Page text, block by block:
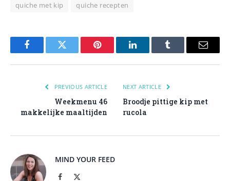
quiche met kip
quiche recepten
FacebookTwitter Pinterest LinkedInTumblr Email
PREVIOUS ARTICLE
Weekmenu 46
makkelijke maaltijden
NEXT ARTICLE
Broodje pittige kip met
rucola
MIND YOUR FEED
Facebook